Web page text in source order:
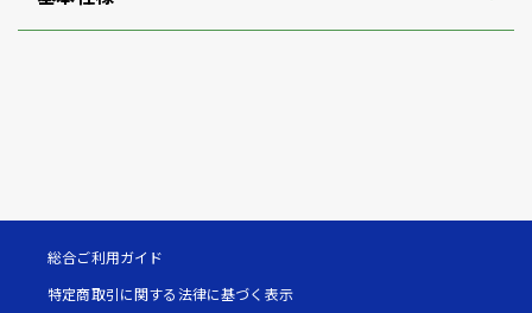
総合ご利用ガイド
特定商取引に関する法律に基づく表示